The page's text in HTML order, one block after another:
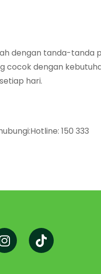
dengan tanda-tanda
dengan
hari.
150 333